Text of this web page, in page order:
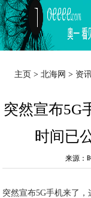
主页 >北海网 > 资
突然宣布5G
时间已
来源：
突然宣布5G手机来了